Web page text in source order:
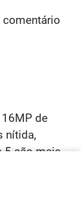
comentário
de
nítida,
5 são mais